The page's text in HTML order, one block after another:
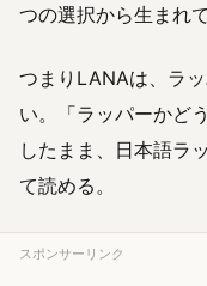
つの選択から生まれて
つまりLANAは、ラ
い。「ラッパーかど
したまま、日本語ラ
て読める。
スポンサーリンク